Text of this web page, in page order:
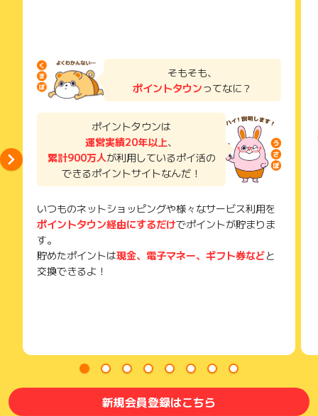
※アプリ経由の申し込み
※IHGと提携がある旅行エージェントからの申し込み
※下記ホテルはポイント対象外となります。
https://member.accesstrade.net/partner/atv3/file/20
241115_151423_IHG_NON_commissionable202411.pdf
※ポイントに関するお問い合わせは、ポイントタウンサポート
でお問い合わせください。
ポイントについて、広告主に直接お問い合わせをした場合、ポ
場合がございます。
※本広告は以下に関する調査依頼を一切お受けできません。
ポイントタウンサポートでも対応いたしかねますので、ご了承
のうえご利用ください。
お問い合わせをした場合、ポイント獲得対象外となる場合がご
ざいます。
ださい。
各サービス・お買い物に掲載されている獲得条件を必ずよくお
読みください。
了などのメールは、ポイント獲得するまで必ず保管してくださ
獲得待ち・獲得失敗の状態でお問い合わせされる際に、該当の
メールを送っていただく場合がございます。
そのため、紛失・破棄された場合は対応いたしかねますので、
ご注意ください。
(※) SafariやChromeなどwebサイトを表示するアプリのこと
り、急遽終了となる場合がございます。
広告に遷移しない場合は掲載が終了となっておりポイントが獲
得できませんので、ご注意くださいませ。
そもそも、
ポイントタウンってなに？
ポイントタウンは
運営実績20年以上、
累計900万人が利用しているポイ活の
できるポイントサイトなんだ！
いつものネットショッピングや様々なサービス利用を
ポイントタウン経由にするだけでポイントが貯まりま
す。
貯めたポイントは現金、電子マネー、ギフト券などと
交換できるよ！
新規会員登録はこちら